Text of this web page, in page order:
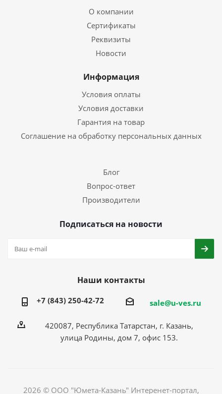
О компании
Сертификаты
Реквизиты
Новости
Информация
Условия оплаты
Условия доставки
Гарантия на товар
Соглашение на обработку персональных данных
Блог
Вопрос-ответ
Производители
Подписаться на новости
Наши контакты
+7 (843) 250-42-72 sale@u-ves.ru
420087, Республика Татарстан, г. Казань,
улица Родины, дом 7, офис 153.
2026 © ООО "Юмета-Казань" Интеренет-портал,